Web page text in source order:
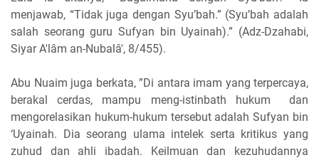
menjawab, “Tidak juga dengan Syu’bah.” (Syu’bah adalah
salah seorang guru Sufyan bin Uyainah).” (Adz-Dzahabi,
Siyar A'lâm an-Nubalâ', 8/455).
Abu Nuaim juga berkata, ”Di antara imam yang terpercaya,
berakal cerdas, mampu meng-istinbath hukum dan
mengorelasikan hukum-hukum tersebut adalah Sufyan bin
‘Uyainah. Dia seorang ulama intelek serta kritikus yang
zuhud dan ahli ibadah. Keilmuan dan kezuhudannya